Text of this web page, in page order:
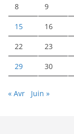
8 9
15 16
22 23
29 30
« Avr Juin »